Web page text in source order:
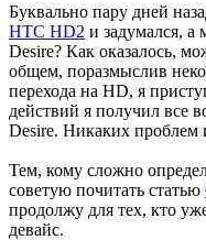
Буквально пару дней
HTC HD2 и задумался, а
Desire? Как оказалось,
общем, поразмыслив
перехода на HD, я
действий я получил все
Desire. Никаких проблем
Тем, кому сложно
советую почитать статью
продолжу для тех, кто
девайс.